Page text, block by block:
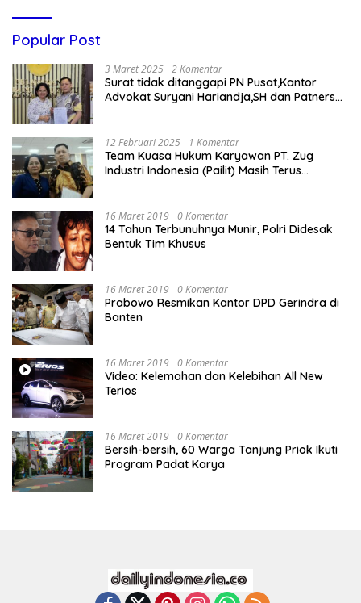
Popular Post
3 Maret 2025 2 Komentar
Surat tidak ditanggapi PN Pusat,Kantor
Advokat Suryani Hariandja,SH dan Patners
12 Februari 2025 1 Komentar
Team Kuasa Hukum Karyawan PT. Zug
Industri Indonesia (Pailit) Masih Terus
16 Maret 2019 0 Komentar
14 Tahun Terbunuhnya Munir, Polri Didesak
Bentuk Tim Khusus
16 Maret 2019 0 Komentar
Prabowo Resmikan Kantor DPD Gerindra di
Banten
16 Maret 2019 0 Komentar
Video: Kelemahan dan Kelebihan All New
Terios
16 Maret 2019 0 Komentar
Bersih-bersih, 60 Warga Tanjung Priok Ikuti
Program Padat Karya